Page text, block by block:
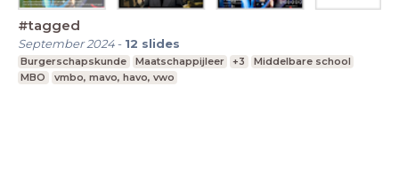
#tagged
September 2024- 12 slides
Burgerschapskunde Maatschappijleer +3
Middelbare school
MBO
vmbo, mavo, havo, vwo